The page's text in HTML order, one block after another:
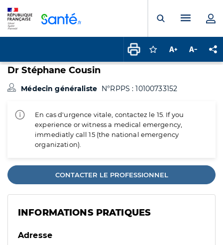
Ouvrir laMenu
Connectez-vous
Augmenter la
Dr Stéphane Cousin
Médecin généraliste N°RPPS : 10100733152
En cas d'urgence vitale, contactez le 15. If you
experience or witness a medical emergency,
immediatly call 15 (the national emergency
organization).
CONTACTER LE PROFESSIONNEL
INFORMATIONS PRATIQUES
Adresse